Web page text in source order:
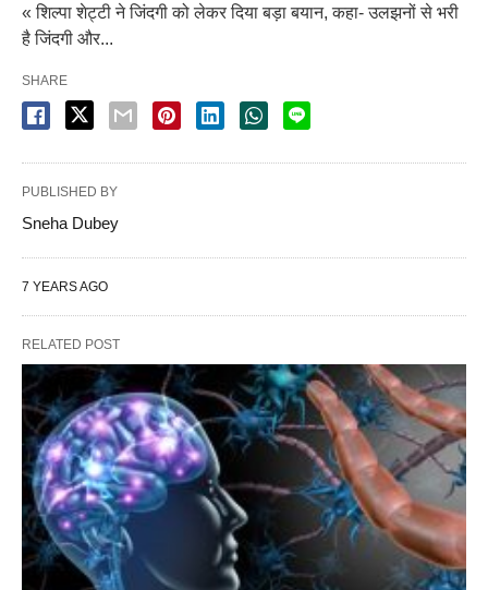
« शिल्पा शेट्टी ने जिंदगी को लेकर दिया बड़ा बयान, कहा- उलझनों से भरी
है जिंदगी और...
SHARE
PUBLISHED BY
Sneha Dubey
7 YEARS AGO
RELATED POST